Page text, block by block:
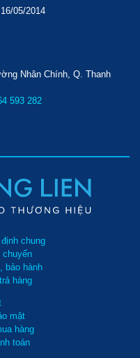
05/2014
Nhân Chính, Q. Thanh
593 282
chung
chuyển
bảo hành
hàng
mật
hàng
toán